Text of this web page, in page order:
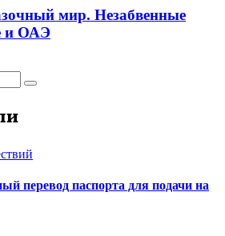
мир. Незабвенные
и ОАЭ
перевод паспорта для подачи на